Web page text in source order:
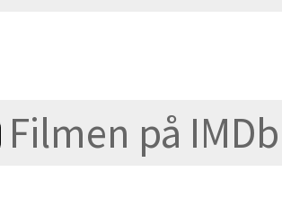
Filmen på IMDb